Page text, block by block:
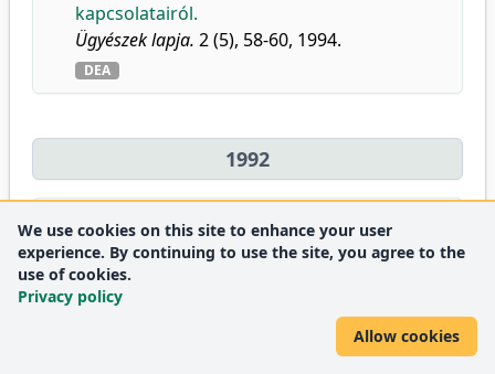
kapcsolatairól.
Ügyészek lapja. 2 (5), 58-60, 1994.
DEA
1992
79.Sipos, L.:A gyámsági jog és a gyámügy
újraszabályozása a kiegyezés utáni
kodifikációs folyamatban.
Ügyészségi értesítő.
We use cookies on this site to enhance your user
experience. By continuing to use the site, you agree to the
use of cookies.
Privacy policy
Allow cookies